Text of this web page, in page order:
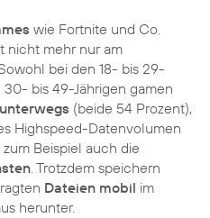
wie Fortnite und Co.
nicht mehr nur am
bei den 18- bis 29-
bis 49-Jährigen gamen
(beide 54 Prozent),
Highspeed-Datenvolumen
Beispiel auch die
. Trotzdem speichern
Dateien mobil im
herunter.